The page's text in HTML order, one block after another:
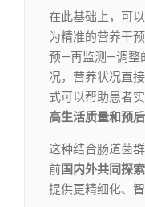
在此基础上，可
为精准的营养干
预—再监测—调整
况，营养状况直
式可以帮助患者
高生活质量和预
这种结合肠道菌
前国内外共同探
提供更精细化、智